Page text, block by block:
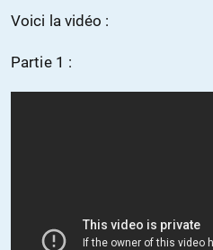
Voici la vidéo :
Partie 1 :